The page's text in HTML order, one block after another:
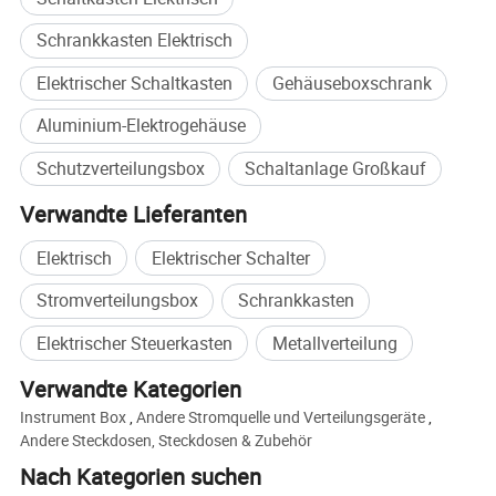
Schrankkasten Elektrisch
Elektrischer Schaltkasten
Gehäuseboxschrank
Aluminium-Elektrogehäuse
Schutzverteilungsbox
Schaltanlage Großkauf
Verwandte Lieferanten
Elektrisch
Elektrischer Schalter
Stromverteilungsbox
Schrankkasten
Elektrischer Steuerkasten
Metallverteilung
Verwandte Kategorien
Instrument Box,Andere Stromquelle und Verteilungsgeräte,
Andere Steckdosen, Steckdosen & Zubehör
Nach Kategorien suchen